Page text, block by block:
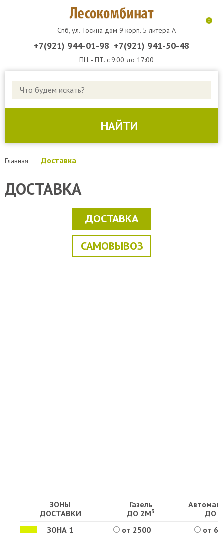
Спб, ул. Тосина дом 9 корп. 5 литера А
+7(921) 944-01-98 +7(921) 941-50-48
ПН. - ПТ. с 9:00 до 17:00
0
КАТАЛОГ ТОВАРОВ
ДОСКА СТРОИТЕЛЬНАЯ
ДОСКА НЕОБРЕЗНАЯ
ДЕРЕВЯННАЯ УПАКОВКА
НАЙТИ
Главная Доставка
ДОСТАВКА
ДОСТАВКА
САМОВЫВОЗ
ЗОНЫ
ДОСТАВКИ
Газель
ДО 2М3
ДО
ЗОНА 1
от 2500
от